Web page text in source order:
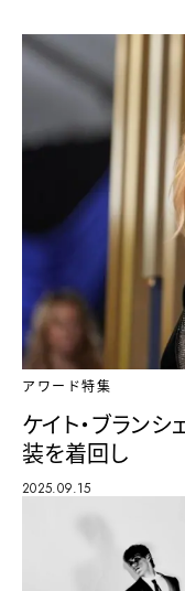
アワード特集
ケイト・ブラン
装を着回し
2025.09.15